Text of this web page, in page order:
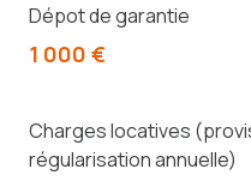
Dépot de garantie
1 000 €
Charges locatives
régularisation annuelle)